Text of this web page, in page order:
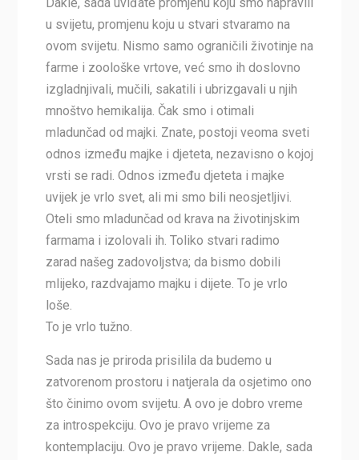
u svijetu, promjenu koju u stvari stvaramo na
ovom svijetu. Nismo samo ograničili životinje na
farme i zoološke vrtove, već smo ih doslovno
izgladnjivali, mučili, sakatili i ubrizgavali u njih
mnoštvo hemikalija. Čak smo i otimali
mladunčad od majki. Znate, postoji veoma sveti
odnos između majke i djeteta, nezavisno o kojoj
vrsti se radi. Odnos između djeteta i majke
uvijek je vrlo svet, ali mi smo bili neosjetljivi.
Oteli smo mladunčad od krava na životinjskim
farmama i izolovali ih. Toliko stvari radimo
zarad našeg zadovoljstva; da bismo dobili
mlijeko, razdvajamo majku i dijete. To je vrlo
loše.
To je vrlo tužno.
Sada nas je priroda prisilila da budemo u
zatvorenom prostoru i natjerala da osjetimo ono
što činimo ovom svijetu. A ovo je dobro vreme
za introspekciju. Ovo je pravo vrijeme za
kontemplaciju. Ovo je pravo vrijeme. Dakle, sada